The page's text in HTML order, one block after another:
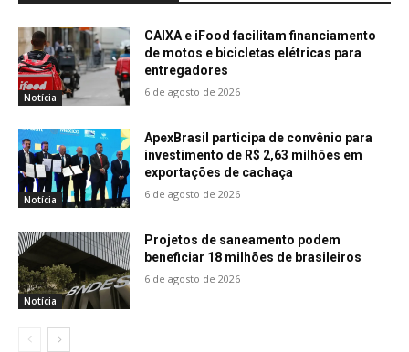
Notícia
CAIXA e iFood facilitam financiamento
de motos e bicicletas elétricas para
entregadores
6 de agosto de 2026
Notícia
ApexBrasil participa de convênio para
investimento de R$ 2,63 milhões em
exportações de cachaça
6 de agosto de 2026
Notícia
Projetos de saneamento podem
beneficiar 18 milhões de brasileiros
6 de agosto de 2026